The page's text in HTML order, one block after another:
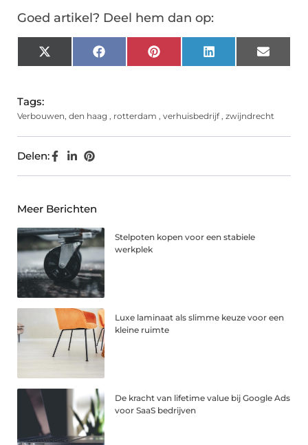
Goed artikel? Deel hem dan op:
X
(Twitter)
FacebookPinterest LinkedIn Email
Tags:
Verbouwen, den haag , rotterdam , verhuisbedrijf, zwijndrecht
Delen:
Meer Berichten
Stelpoten kopen voor een stabiele
werkplek
Luxe laminaat als slimme keuze voor een
kleine ruimte
De kracht van lifetime value bij Google Ads
voor SaaS bedrijven